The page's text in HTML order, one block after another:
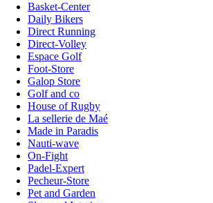
Basket-Center
Daily Bikers
Direct Running
Direct-Volley
Espace Golf
Foot-Store
Galop Store
Golf and co
House of Rugby
La sellerie de Maé
Made in Paradis
Nauti-wave
On-Fight
Padel-Expert
Pecheur-Store
Pet and Garden